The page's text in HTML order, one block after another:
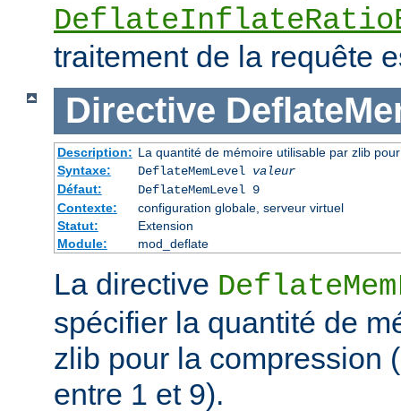
traitement de la requête
Directive
Description: La quantité de mémoire utilisable par zlib
Syntaxe:
DeflateMemLevel valeur
Défaut:
DeflateMemLevel 9
Contexte:
configuration globale, serveur virtuel
Statut:
Extension
Module:
mod_deflate
La directive
spécifier la quantité de
zlib pour la compression
entre 1 et 9).